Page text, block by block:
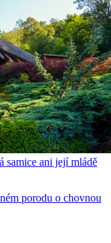
samice ani její mládě
porodu o chovnou